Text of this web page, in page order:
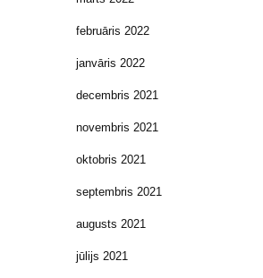
februāris 2022
janvāris 2022
decembris 2021
novembris 2021
oktobris 2021
septembris 2021
augusts 2021
jūlijs 2021